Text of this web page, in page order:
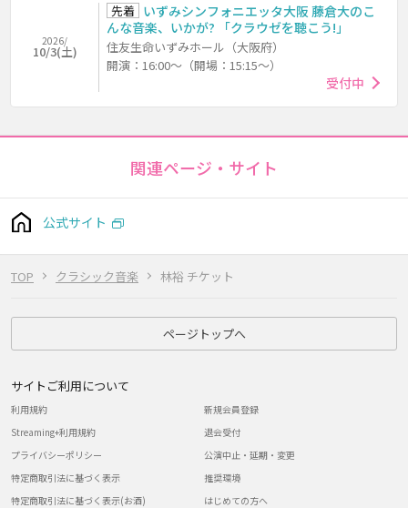
TOP クラシック音楽 林裕 チケット
2026/
10/3(土)
先着 いずみシンフォニエッタ大阪 藤倉大のこ
んな音楽、いかが? 「クラウゼを聴こう!」
住友生命いずみホール（大阪府）
開演：16:00～（開場：15:15～）
受付中
関連ページ・サイト
公式サイト
ページトップへ
サイトご利用について
利用規約
Streaming+利用規約
プライバシーポリシー
特定商取引法に基づく表示
特定商取引法に基づく表示(お酒)
新規会員登録
退会受付
公演中止・延期・変更
推奨環境
はじめての方へ